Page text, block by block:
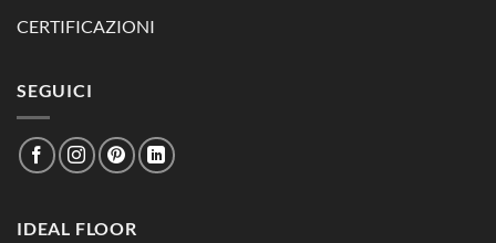
CERTIFICAZIONI
SEGUICI
IDEAL FLOOR